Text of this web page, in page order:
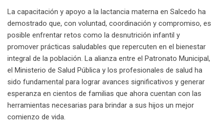
La capacitación y apoyo a la lactancia materna en Salcedo ha
demostrado que, con voluntad, coordinación y compromiso, es
posible enfrentar retos como la desnutrición infantil y
promover prácticas saludables que repercuten en el bienestar
integral de la población. La alianza entre el Patronato Municipal,
el Ministerio de Salud Pública y los profesionales de salud ha
sido fundamental para lograr avances significativos y generar
esperanza en cientos de familias que ahora cuentan con las
herramientas necesarias para brindar a sus hijos un mejor
comienzo de vida.